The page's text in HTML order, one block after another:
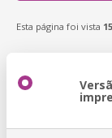
Esta página foi vista